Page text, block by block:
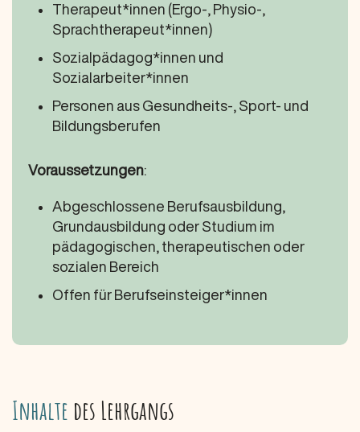
Therapeut*innen (Ergo-, Physio-,
Sprachtherapeut*innen)
Sozialpädagog*innen und
Sozialarbeiter*innen
Personen aus Gesundheits-, Sport- und
Bildungsberufen
Voraussetzungen:
Abgeschlossene Berufsausbildung,
Grundausbildung oder Studium im
pädagogischen, therapeutischen oder
sozialen Bereich
Offen für Berufseinsteiger*innen
Inhalte des Lehrgangs